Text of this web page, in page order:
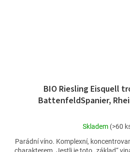
BIO Riesling Eisquell
BattenfeldSpanier,
Skladem (>60
Parádní víno. Komplexní,
charakterem. Jestli je toto „základ“